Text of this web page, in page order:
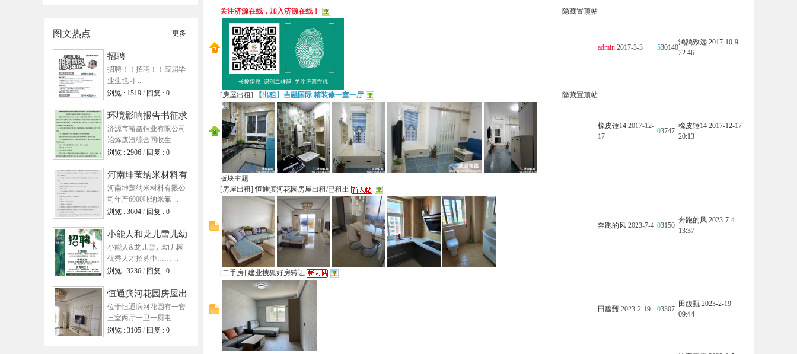
更多
图文热点
招聘
招聘！！招聘！！应届毕
业生也可 ...
浏览 : 1519 / 回复 : 0
环境影响报告书征求
意见稿全文公示
济源市裕鑫铜业有限公司
冶炼废渣综合回收生 ...
浏览 : 2906 / 回复 : 0
河南坤萤纳米材料有
限公司 年产6000吨
纳米
河南坤萤纳米材料有限公
司年产6000吨纳米氟 ...
浏览 : 3604 / 回复 : 0
小能人和龙儿雪儿幼
儿园优秀人才招募中
优秀
小能人&龙儿雪儿幼儿园
优秀人才招募中…… ...
浏览 : 3236 / 回复 : 0
恒通滨河花园房屋出
租/已租出
位于恒通滨河花园有一套
三室两厅一卫一厨电 ...
浏览 : 3105 / 回复 : 0
隐藏置顶帖
关注济源在线，加入济源在线！
admin 2017-3-3 530140
鸿鹄致远 2017-10-9
22:46
隐藏置顶帖
[房屋出租] 【出租】吉融国际 精装修一室一厅
橡皮锤14 2017-12-
17
03747
橡皮锤14 2017-12-17
20:13
版块主题
[房屋出租] 恒通滨河花园房屋出租/已租出
奔跑的风 2023-7-4 03150
奔跑的风 2023-7-4
13:37
[二手房] 建业搜狐好房转让
田馥甄 2023-2-19 03307
田馥甄 2023-2-19
09:44